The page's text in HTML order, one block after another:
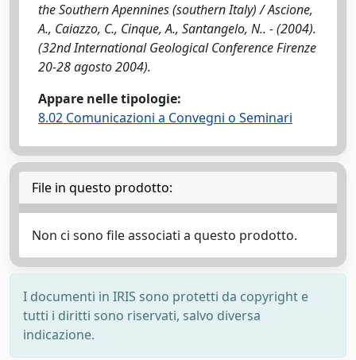
the Southern Apennines (southern Italy) / Ascione,
A., Caiazzo, C., Cinque, A., Santangelo, N.. - (2004).
(32nd International Geological Conference Firenze
20-28 agosto 2004).
Appare nelle tipologie:
8.02 Comunicazioni a Convegni o Seminari
File in questo prodotto:
Non ci sono file associati a questo prodotto.
I documenti in IRIS sono protetti da copyright e
tutti i diritti sono riservati, salvo diversa
indicazione.